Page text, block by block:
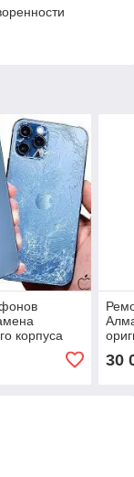
корпуса
с гарантией
30